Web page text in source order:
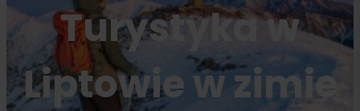
Turystyka w
Liptowie w zimie